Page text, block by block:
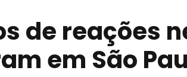
de reações
em São